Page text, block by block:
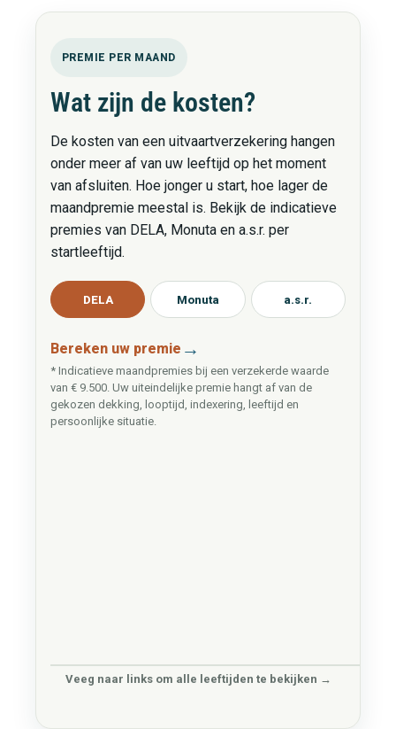
PREMIE PER MAAND
Wat zijn de kosten?
De kosten van een uitvaartverzekering hangen
onder meer af van uw leeftijd op het moment
van afsluiten. Hoe jonger u start, hoe lager de
maandpremie meestal is. Bekijk de indicatieve
premies van DELA, Monuta en a.s.r. per
startleeftijd.
DELA Monuta a.s.r.
Bereken uw premie
* Indicatieve maandpremies bij een verzekerde waarde
van € 9.500. Uw uiteindelijke premie hangt af van de
gekozen dekking, looptijd, indexering, leeftijd en
persoonlijke situatie.
Veeg naar links om alle leeftijden te bekijken →